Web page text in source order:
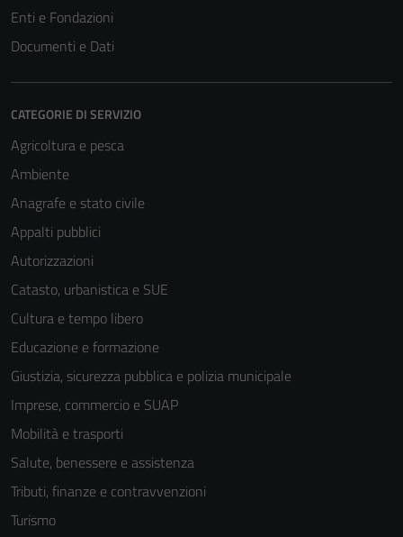
Enti e Fondazioni
Documenti e Dati
CATEGORIE DI SERVIZIO
Agricoltura e pesca
Ambiente
Anagrafe e stato civile
Appalti pubblici
Autorizzazioni
Catasto, urbanistica e SUE
Cultura e tempo libero
Educazione e formazione
Giustizia, sicurezza pubblica e polizia municipale
Imprese, commercio e SUAP
Mobilità e trasporti
Salute, benessere e assistenza
Tributi, finanze e contravvenzioni
Turismo